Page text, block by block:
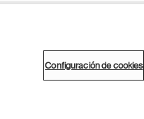
Search
Configuración de cookies